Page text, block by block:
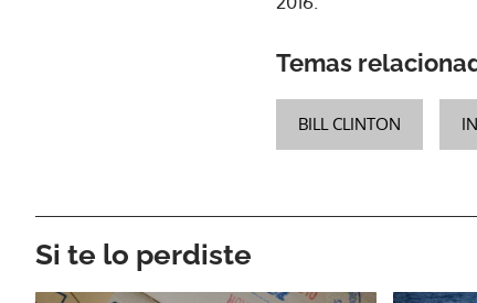
Temas
BILL CLINTON
Si te lo perdiste